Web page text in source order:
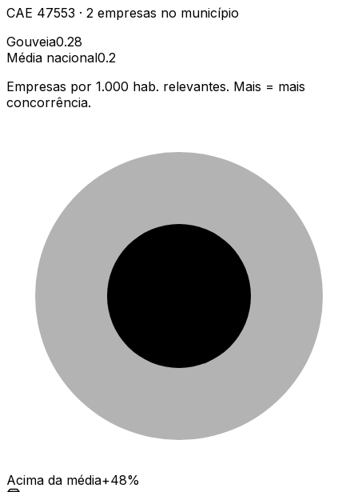
CAE 47553 · 2 empresas no município
Gouveia0.28
Média nacional0.2
Empresas por 1.000 hab. relevantes. Mais = mais
concorrência.
Acima da média+48%